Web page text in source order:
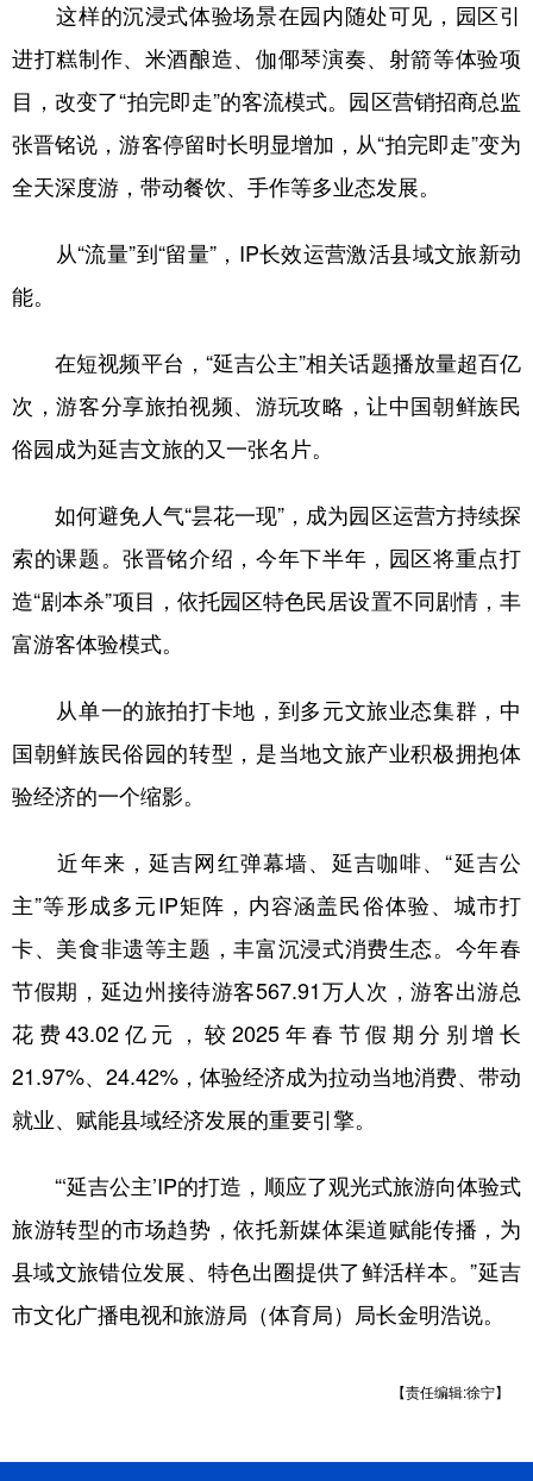
这样的沉浸式体验场景在园内随处可见，园区引
进打糕制作、米酒酿造、伽倻琴演奏、射箭等体验项
目，改变了“拍完即走”的客流模式。园区营销招商总监
张晋铭说，游客停留时长明显增加，从“拍完即走”变为
全天深度游，带动餐饮、手作等多业态发展。
从“流量”到“留量”，IP长效运营激活县域文旅新动
能。
在短视频平台，“延吉公主”相关话题播放量超百亿
次，游客分享旅拍视频、游玩攻略，让中国朝鲜族民
俗园成为延吉文旅的又一张名片。
如何避免人气“昙花一现”，成为园区运营方持续探
索的课题。张晋铭介绍，今年下半年，园区将重点打
造“剧本杀”项目，依托园区特色民居设置不同剧情，丰
富游客体验模式。
从单一的旅拍打卡地，到多元文旅业态集群，中
国朝鲜族民俗园的转型，是当地文旅产业积极拥抱体
验经济的一个缩影。
近年来，延吉网红弹幕墙、延吉咖啡、“延吉公
主”等形成多元IP矩阵，内容涵盖民俗体验、城市打
卡、美食非遗等主题，丰富沉浸式消费生态。今年春
节假期，延边州接待游客567.91万人次，游客出游总
花费43.02亿元，较2025年春节假期分别增长
21.97%、24.42%，体验经济成为拉动当地消费、带动
就业、赋能县域经济发展的重要引擎。
“‘延吉公主’IP的打造，顺应了观光式旅游向体验式
旅游转型的市场趋势，依托新媒体渠道赋能传播，为
县域文旅错位发展、特色出圈提供了鲜活样本。”延吉
市文化广播电视和旅游局（体育局）局长金明浩说。
【责任编辑:徐宁】